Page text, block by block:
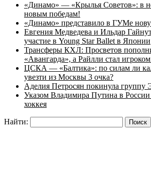
«Динамо» — «Крылья Советов»: в
новым победам!
«Динамо» представило в ГУМе
Евгения Медведева и Ильдар
участие в Young Star Ballet в Японии
Трансферы КХЛ: Просветов
«Авангарда», а Райлли стал
ЦСКА — «Балтика»: по силам ли
увезти из Москвы 3 очка?
Аделия Петросян покинула группу
Указом Владимира Путина в
хоккея
Найти: